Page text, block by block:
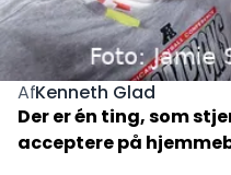
AfKenneth Glad
Der er én ting, som
acceptere på